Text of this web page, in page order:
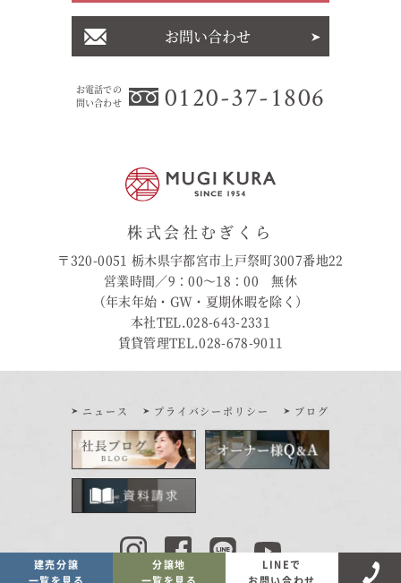
建売分譲
分譲地
LINEで
お電話での
問い合わせ
0120-37-1806
お問い合わせ
株式会社むぎくら
〒320-0051 栃木県宇都宮市上戸祭町3007番地22
営業時間／9：00〜18：00 無休
（年末年始・GW・夏期休暇を除く）
本社TEL.028-643-2331
賃貸管理TEL.028-678-9011
ニュース プライバシーポリシー ブログ